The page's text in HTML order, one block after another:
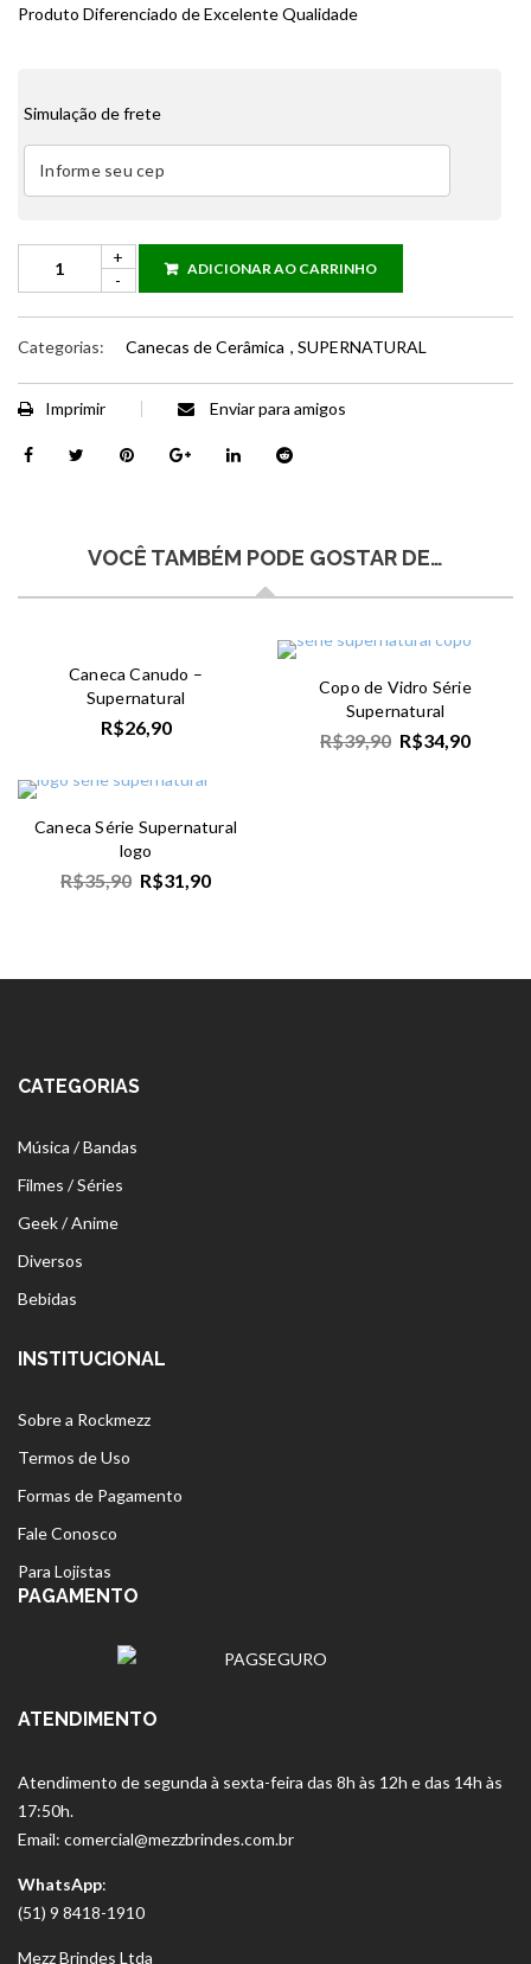
Produto Diferenciado de Excelente Qualidade
Simulação de frete
ADICIONAR AO CARRINHO
Categorias: Canecas de Cerâmica , SUPERNATURAL
Imprimir Enviar para amigos
VOCÊ TAMBÉM PODE GOSTAR DE…
Caneca Canudo –
Supernatural
R$26,90
Copo de Vidro Série
Supernatural
R$39,90 R$34,90
Caneca Série Supernatural
logo
R$35,90 R$31,90
CATEGORIAS
Música / Bandas
Filmes / Séries
Geek / Anime
Diversos
Bebidas
INSTITUCIONAL
Sobre a Rockmezz
Termos de Uso
Formas de Pagamento
Fale Conosco
Para Lojistas
PAGAMENTO
ATENDIMENTO
Atendimento de segunda à sexta-feira das 8h às 12h e das 14h às
17:50h.
Email: comercial@mezzbrindes.com.br
WhatsApp:
(51) 9 8418-1910
Mezz Brindes Ltda